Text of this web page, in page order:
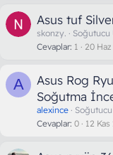
Asus tuf
skonzy.
Soğutucu
Cevaplar 1 20
A
Asus Rog
Soğutma
alexince
Cevaplar 0 12